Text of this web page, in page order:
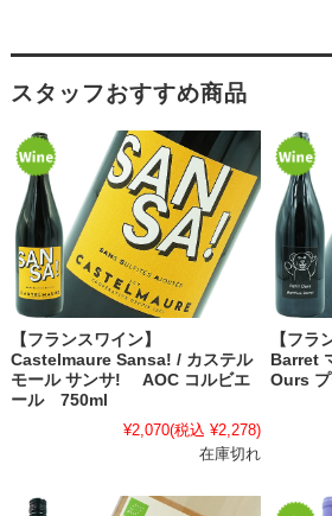
スタッフおすすめ商品
【フランスワイン】
Castelmaure Sansa! / カステル
モール サンサ! AOC コルビエ
ール 750ml
¥2,070(税込 ¥2,278)
在庫切れ
【フ
Barret
Ours